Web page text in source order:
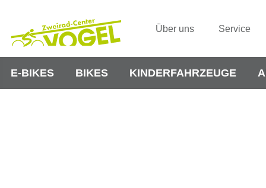
Über uns Service
E-BIKES BIKES KINDERFAHRZEUGE